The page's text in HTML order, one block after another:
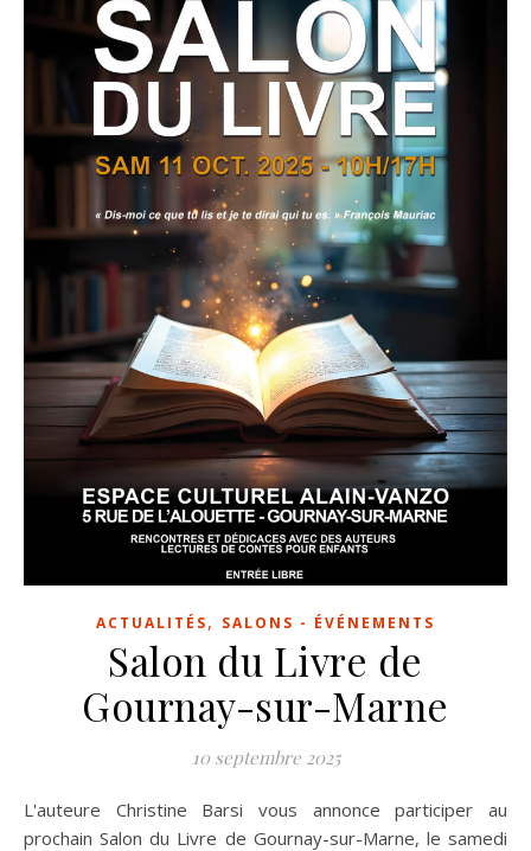
ACTUALITÉS, SALONS - ÉVÉNEMENTS
Salon du Livre de
Gournay-sur-Marne
10 septembre 2025
L'auteure Christine Barsi vous annonce participer au
prochain Salon du Livre de Gournay-sur-Marne, le samedi